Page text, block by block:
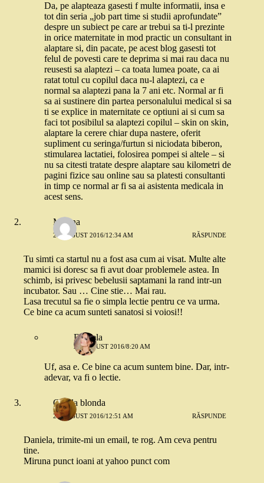
Da, pe alapteaza gasesti f multe informatii, insa e
tot din seria „job part time si studii aprofundate”
despre un subiect pe care ar trebui sa ti-l prezinte
in orice maternitate in mod practic un consultant in
alaptare si, din pacate, pe acest blog gasesti tot
felul de povesti care te deprima si mai rau daca nu
reusesti sa alaptezi – ca toata lumea poate, ca ai
ratat totul cu copilul daca nu-l alaptezi, ca e
normal sa alaptezi pana la 7 ani etc. Normal ar fi
sa ai sustinere din partea personalului medical si sa
ti se explice in maternitate ce optiuni ai si cum sa
faci tot posibilul sa alaptezi copilul – skin on skin,
alaptare la cerere chiar dupa nastere, oferit
supliment cu seringa/furtun si niciodata biberon,
stimularea lactatiei, folosirea pompei si altele – si
nu sa citesti tratate despre alaptare sau kilometri de
pagini fizice sau online sau sa platesti consultanti
in timp ce normal ar fi sa ai asistenta medicala in
acest sens.
Miruna
27 AUGUST 2016/12:34 AM RĂSPUNDE
Tu simti ca startul nu a fost asa cum ai visat. Multe alte
mamici isi doresc sa fi avut doar problemele astea. In
schimb, isi privesc bebelusii saptamani la rand intr-un
incubator. Sau … Cine stie… Mai rau.
Lasa trecutul sa fie o simpla lectie pentru ce va urma.
Ce bine ca acum sunteti sanatosi si voiosi!!
Daniela
27 AUGUST 2016/8:20 AM
Uf, asa e. Ce bine ca acum suntem bine. Dar, intr-
adevar, va fi o lectie.
Copila blonda
27 AUGUST 2016/12:51 AM RĂSPUNDE
Daniela, trimite-mi un email, te rog. Am ceva pentru
tine.
Miruna punct ioani at yahoo punct com